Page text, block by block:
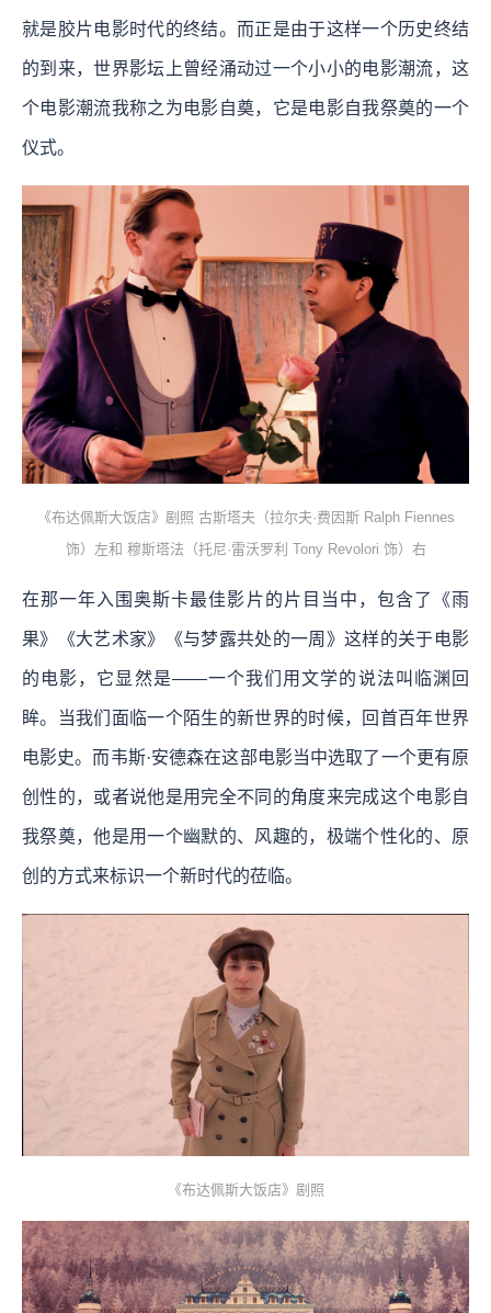
就是胶片电影时代的终结。而正是由于这样一个历史终结
的到来，世界影坛上曾经涌动过一个小小的电影潮流，这
个电影潮流我称之为电影自奠，它是电影自我祭奠的一个
仪式。
《布达佩斯大饭店》剧照 古斯塔夫（拉尔夫·费因斯 Ralph Fiennes
饰）左和 穆斯塔法（托尼·雷沃罗利 Tony Revolori 饰）右
在那一年入围奥斯卡最佳影片的片目当中，包含了《雨
果》《大艺术家》《与梦露共处的一周》这样的关于电影
的电影，它显然是——一个我们用文学的说法叫临渊回
眸。当我们面临一个陌生的新世界的时候，回首百年世界
电影史。而韦斯·安德森在这部电影当中选取了一个更有原
创性的，或者说他是用完全不同的角度来完成这个电影自
我祭奠，他是用一个幽默的、风趣的，极端个性化的、原
创的方式来标识一个新时代的莅临。
《布达佩斯大饭店》剧照